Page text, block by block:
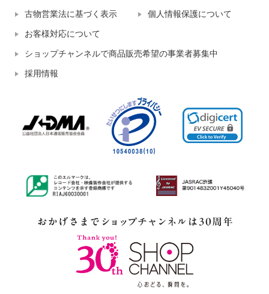
古物営業法に基づく表示 個人情報保護について
お客様対応について
ショップチャンネルで商品販売希望の事業者募集中
採用情報